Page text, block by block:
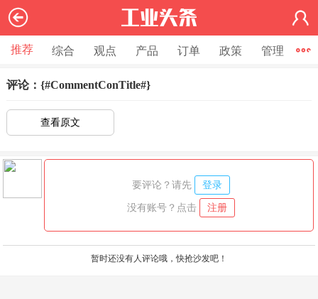
推荐 综合 观点 产品 订单 政策 管理 节
评论：{#CommentConTitle#}
查看原文
要评论？请先 登录
没有账号？点击 注册
暂时还没有人评论哦，快抢沙发吧！